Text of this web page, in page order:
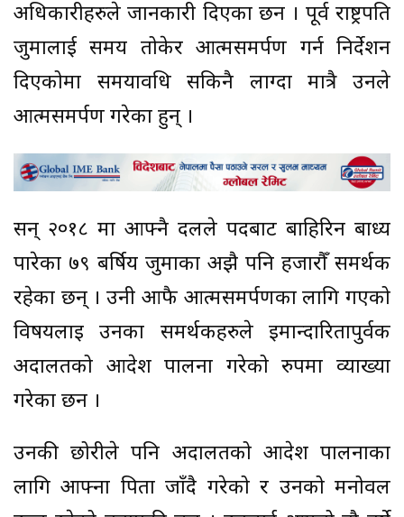
अधिकारीहरुले जानकारी दिएका छन । पूर्व राष्ट्रपति
जुमालाई समय तोकेर आत्मसमर्पण गर्न निर्देशन
दिएकोमा समयावधि सकिनै लाग्दा मात्रै उनले
आत्मसमर्पण गरेका हुन् ।
सन् २०१८ मा आफ्नै दलले पदबाट बाहिरिन बाध्य
पारेका ७९ बर्षिय जुमाका अझै पनि हजारौँ समर्थक
रहेका छन् । उनी आफै आत्मसमर्पणका लागि गएको
विषयलाइ उनका समर्थकहरुले इमान्दारितापुर्वक
अदालतको आदेश पालना गरेको रुपमा व्याख्या
गरेका छन ।
उनकी छोरीले पनि अदालतको आदेश पालनाका
लागि आफ्ना पिता जाँदै गरेको र उनको मनोवल